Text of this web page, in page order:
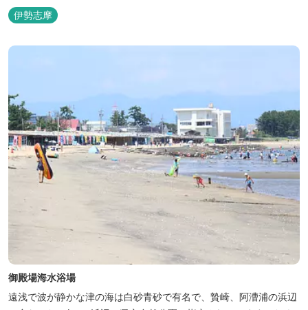
ある。 ◯海水浴場について ・海水浴期間：2025年7月19日（土）
〜 8月24日（日） ・営業時間：8:00 〜 16:00 ・トイレ：あり（多
伊勢志摩
御殿場海水浴場
遠浅で波が静かな津の海は白砂青砂で有名で、贄崎、阿漕浦の浜辺